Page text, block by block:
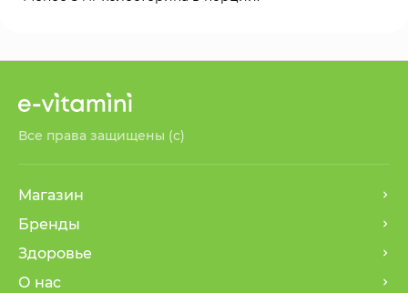
Все права защищены (с)
Магазин
Бренды
Здоровье
О нас